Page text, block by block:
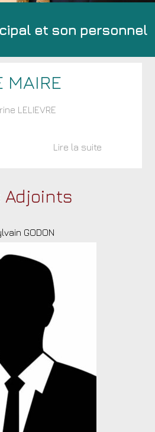
et son personnel
MAIRE
LELIEVRE
Adjoints
GODON